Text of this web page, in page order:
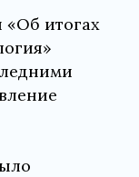
«Об итогах